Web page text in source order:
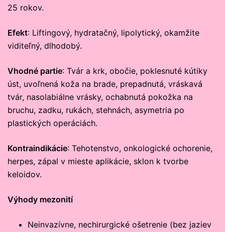
25 rokov.
Efekt: Liftingový, hydratačný, lipolytický, okamžite
viditeľný, dlhodobý.
Vhodné partie: Tvár a krk, obočie, poklesnuté kútiky
úst, uvoľnená koža na brade, prepadnutá, vráskavá
tvár, nasolabiálne vrásky, ochabnutá pokožka na
bruchu, zadku, rukách, stehnách, asymetria po
plastických operáciách.
Kontraindikácie: Tehotenstvo, onkologické ochorenie,
herpes, zápal v mieste aplikácie, sklon k tvorbe
keloidov.
Výhody mezonití
Neinvazívne, nechirurgické ošetrenie (bez jaziev